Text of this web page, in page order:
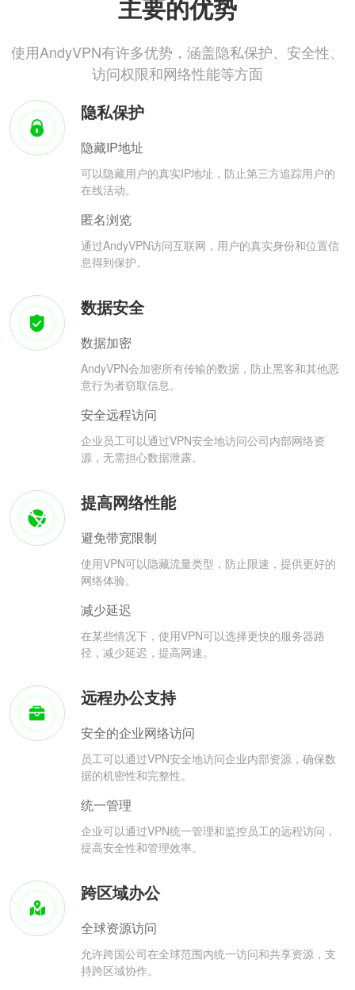
主要的优势
使用AndyVPN有许多优势，涵盖隐私保护、安全性、
访问权限和网络性能等方面
隐私保护
隐藏IP地址
可以隐藏用户的真实IP地址，防止第三方追踪用户的
在线活动。
匿名浏览
通过AndyVPN访问互联网，用户的真实身份和位置信
息得到保护。
数据安全
数据加密
AndyVPN会加密所有传输的数据，防止黑客和其他恶
意行为者窃取信息。
安全远程访问
企业员工可以通过VPN安全地访问公司内部网络资
源，无需担心数据泄露。
提高网络性能
避免带宽限制
使用VPN可以隐藏流量类型，防止限速，提供更好的
网络体验。
减少延迟
在某些情况下，使用VPN可以选择更快的服务器路
径，减少延迟，提高网速。
远程办公支持
安全的企业网络访问
员工可以通过VPN安全地访问企业内部资源，确保数
据的机密性和完整性。
统一管理
企业可以通过VPN统一管理和监控员工的远程访问，
提高安全性和管理效率。
跨区域办公
全球资源访问
允许跨国公司在全球范围内统一访问和共享资源，支
持跨区域协作。